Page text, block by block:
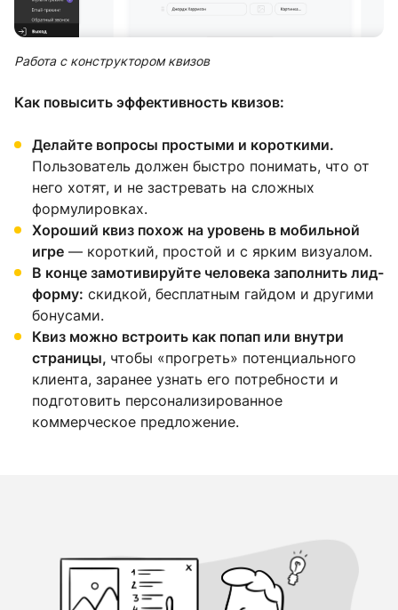
Работа с конструктором квизов
Как повысить эффективность квизов:
Делайте вопросы простыми и короткими.
Пользователь должен быстро понимать, что от
него хотят, и не застревать на сложных
формулировках.
Хороший квиз похож на уровень в мобильной
игре — короткий, простой и с ярким визуалом.
В конце замотивируйте человека заполнить лид-
форму: скидкой, бесплатным гайдом и другими
бонусами.
Квиз можно встроить как попап или внутри
страницы, чтобы «прогреть» потенциального
клиента, заранее узнать его потребности и
подготовить персонализированное
коммерческое предложение.